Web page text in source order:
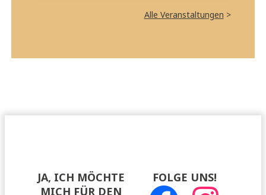
Alle Veranstaltungen >
JA, ICH MÖCHTE
FOLGE UNS!